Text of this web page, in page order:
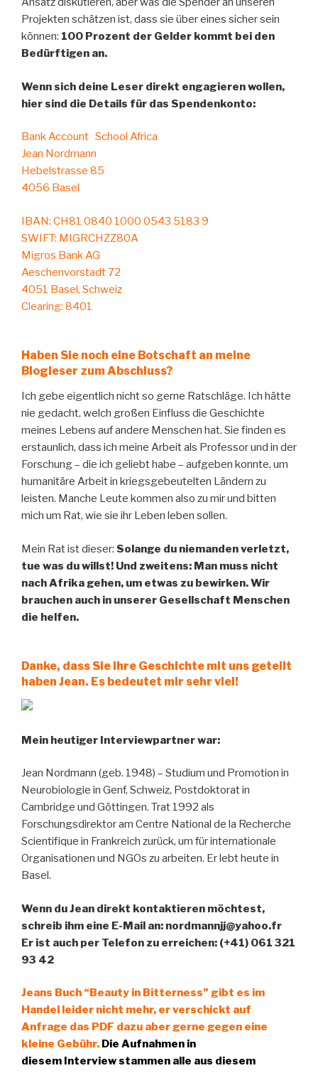
Projekten schätzen ist, dass sie über eines sicher sein
können: 100 Prozent der Gelder kommt bei den
Bedürftigen an.
Wenn sich deine Leser direkt engagieren wollen,
hier sind die Details für das Spendenkonto:
Bank Account School Africa
Jean Nordmann
Hebelstrasse 85
4056 Basel
IBAN: CH81 0840 1000 0543 5183 9
SWIFT: MIGRCHZZ80A
Migros Bank AG
Aeschenvorstadt 72
4051 Basel, Schweiz
Clearing: 8401
Haben Sie noch eine Botschaft an meine
Blogleser zum Abschluss?
Ich gebe eigentlich nicht so gerne Ratschläge. Ich hätte
nie gedacht, welch großen Einfluss die Geschichte
meines Lebens auf andere Menschen hat. Sie finden es
erstaunlich, dass ich meine Arbeit als Professor und in der
Forschung – die ich geliebt habe – aufgeben konnte, um
humanitäre Arbeit in kriegsgebeutelten Ländern zu
leisten. Manche Leute kommen also zu mir und bitten
mich um Rat, wie sie ihr Leben leben sollen.
Mein Rat ist dieser: Solange du niemanden verletzt,
tue was du willst! Und zweitens: Man muss nicht
nach Afrika gehen, um etwas zu bewirken. Wir
brauchen auch in unserer Gesellschaft Menschen
die helfen.
Danke, dass Sie Ihre Geschichte mit uns geteilt
haben Jean. Es bedeutet mir sehr viel!
Mein heutiger Interviewpartner war:
Jean Nordmann (geb. 1948) – Studium und Promotion in
Neurobiologie in Genf, Schweiz, Postdoktorat in
Cambridge und Göttingen. Trat 1992 als
Forschungsdirektor am Centre National de la Recherche
Scientifique in Frankreich zurück, um für internationale
Organisationen und NGOs zu arbeiten. Er lebt heute in
Basel.
Wenn du Jean direkt kontaktieren möchtest,
schreib ihm eine E-Mail an: nordmannjj@yahoo.fr
Er ist auch per Telefon zu erreichen: (+41) 061 321
93 42
Jeans Buch “Beauty in Bitterness” gibt es im
Handel leider nicht mehr, er verschickt auf
Anfrage das PDF dazu aber gerne gegen eine
kleine Gebühr. Die Aufnahmen in
diesem Interviewstammen alle aus diesem